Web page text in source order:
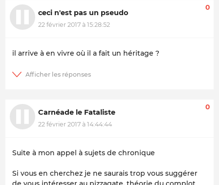
ceci n'est pas un pseudo
22 février 2017 à 15:28:52
0
il arrive à en vivre où il a fait un héritage ?
Carnéade le Fataliste
22 février 2017 à 14:44:44
0
Suite à mon appel à sujets de chronique
Si vous en cherchez je ne saurais trop vous suggérer